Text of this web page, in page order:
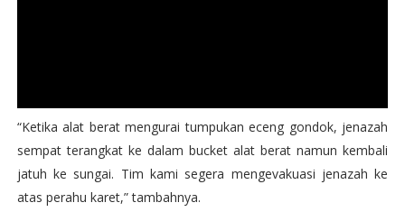
“Ketika alat berat mengurai tumpukan eceng gondok, jenazah
sempat terangkat ke dalam bucket alat berat namun kembali
jatuh ke sungai. Tim kami segera mengevakuasi jenazah ke
atas perahu karet,” tambahnya.